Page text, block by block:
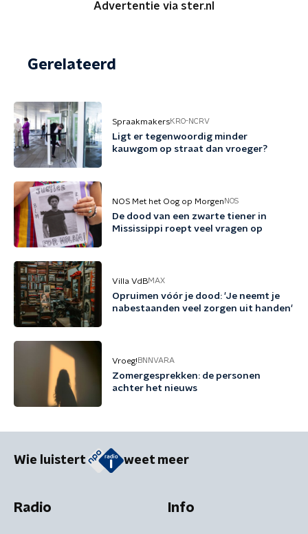
Advertentie via ster.nl
Gerelateerd
SpraakmakersKRO-NCRV
Ligt er tegenwoordig minder
kauwgom op straat dan vroeger?
NOS Met het Oog op Morgen NOS
De dood van een zwarte tiener in
Mississippi roept veel vragen op
Villa VdBMAX
Opruimen vóór je dood: 'Je neemt je
nabestaanden veel zorgen uit handen'
Vroeg! BNNVARA
Zomergesprekken: de personen
achter het nieuws
Wie luistert weet meer
Radio Info